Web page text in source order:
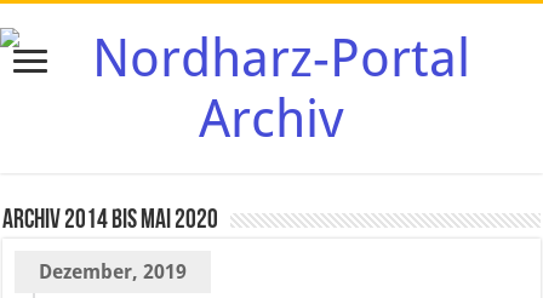
Archiv 2014 bis Mai 2020
Dezember, 2019